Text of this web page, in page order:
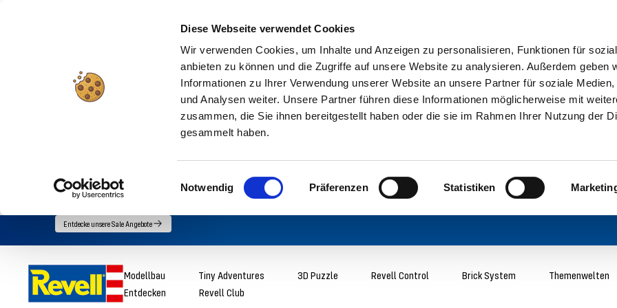
Diese Webseite verwendet Cookies
Wir verwenden Cookies, um Inhalte und Anzeigen zu personalisieren, Funktionen für
anbieten zu können und die Zugriffe auf unsere Website zu analysieren. Außerdem geben
Informationen zu Ihrer Verwendung unserer Website an unsere Partner für soziale Medien,
und Analysen weiter. Unsere Partner führen diese Informationen möglicherweise mit
zusammen, die Sie ihnen bereitgestellt haben oder die sie im Rahmen Ihrer Nutzung der
gesammelt haben.
Einwilligungsauswahl
Notwendig Präferenzen Statistiken
zum
Entdecke unsere Sale Angebote
Modellbau Tiny Adventures 3D Puzzle Revell Control Brick System
Themenwelten
Entdecken
Revell Club
Revell